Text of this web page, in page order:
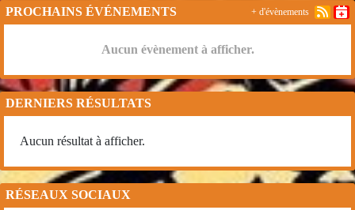
PROCHAINS ÉVÉNEMENTS
Aucun évènement à afficher.
+ d'évènements
DERNIERS RÉSULTATS
Aucun résultat à afficher.
RÉSEAUX SOCIAUX